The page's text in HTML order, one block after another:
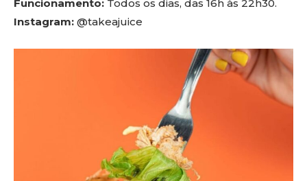
Funcionamento: Todos os dias, das 16h às 22h30.
Instagram: @takeajuice